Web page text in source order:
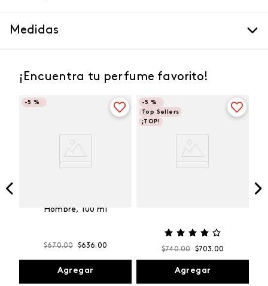
Medidas
¡Encuentra tu perfume favorito!
-5 %
Hombre, 100 ml
$670.00 $636.00
Agregar
-5 %
Top Sellers
¡TOP!
$740.00 $703.00
Agregar